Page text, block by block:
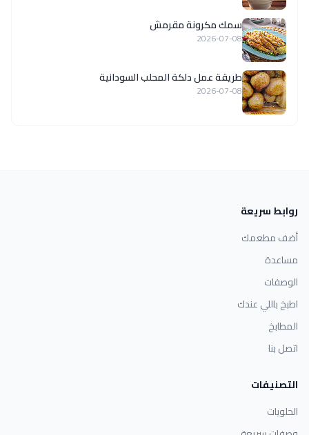
سمك مكرونة مقرمش
2026-07-08
طريقة عمل دلكة المحلب السودانية
2026-07-08
روابط سريعة
أضف مطعمك
مساعدة
الوصفات
اطبخ باللي عندك
المطابخ
اتصل بنا
التصنيفات
الحلويات